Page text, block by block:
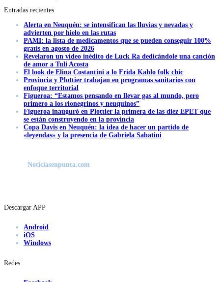
Entradas recientes
Alerta en Neuquén: se intensifican las lluvias y nevadas y
advierten por hielo en las rutas
PAMI: la lista de medicamentos que se pueden conseguir 100%
gratis en agosto de 2026
Revelaron un video inédito de Luck Ra dedicándole una canción
de amor a Tuli Acosta
El look de Elina Costantini a lo Frida Kahlo folk chic
Provincia y Plottier trabajan en programas sanitarios con
enfoque territorial
Figueroa: “Estamos pensando en llevar gas al mundo, pero
primero a los rionegrinos y neuquinos”
Figueroa inauguró en Plottier la primera de las diez EPET que
se están construyendo en la provincia
Copa Davis en Neuquén: la idea de hacer un partido de
«leyendas» y la presencia de Gabriela Sabatini
Noticiasenpunta.com
Descargar APP
Android
iOS
Windows
Redes